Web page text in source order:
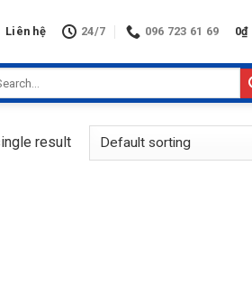
Liên hệ 24/7 096 723 61 69 0₫
result